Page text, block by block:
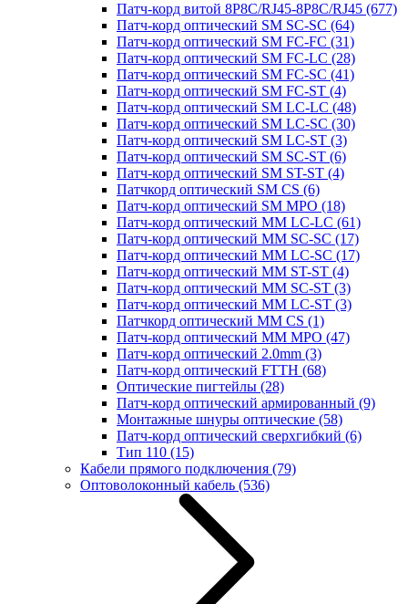
Патч-корд витой 8P8C/RJ45-8P8C/RJ45 (677)
Патч-корд оптический SM SC-SC (64)
Патч-корд оптический SM FC-FC (31)
Патч-корд оптический SM FC-LC (28)
Патч-корд оптический SM FC-SC (41)
Патч-корд оптический SM FC-ST (4)
Патч-корд оптический SM LC-LC (48)
Патч-корд оптический SM LC-SC (30)
Патч-корд оптический SM LC-ST (3)
Патч-корд оптический SM SC-ST (6)
Патч-корд оптический SM ST-ST (4)
Патчкорд оптический SM CS (6)
Патч-корд оптический SM MPO (18)
Патч-корд оптический MM LC-LC (61)
Патч-корд оптический MM SC-SC (17)
Патч-корд оптический MM LC-SC (17)
Патч-корд оптический MM ST-ST (4)
Патч-корд оптический MM SC-ST (3)
Патч-корд оптический MM LC-ST (3)
Патчкорд оптический MM CS (1)
Патч-корд оптический MM MPO (47)
Патч-корд оптический 2.0mm (3)
Патч-корд оптический FTTH (68)
Оптические пигтейлы (28)
Патч-корд оптический армированный (9)
Монтажные шнуры оптические (58)
Патч-корд оптический сверхгибкий (6)
Тип 110 (15)
Кабели прямого подключения (79)
Оптоволоконный кабель (536)